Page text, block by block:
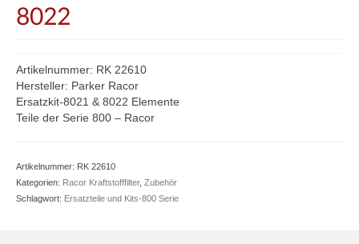
8022
Artikelnummer: RK 22610
Hersteller: Parker Racor
Ersatzkit-8021 & 8022 Elemente
Teile der Serie 800 – Racor
Artikelnummer: RK 22610
Kategorien: Racor Kraftstofffilter, Zubehör
Schlagwort: Ersatzteile und Kits-800 Serie